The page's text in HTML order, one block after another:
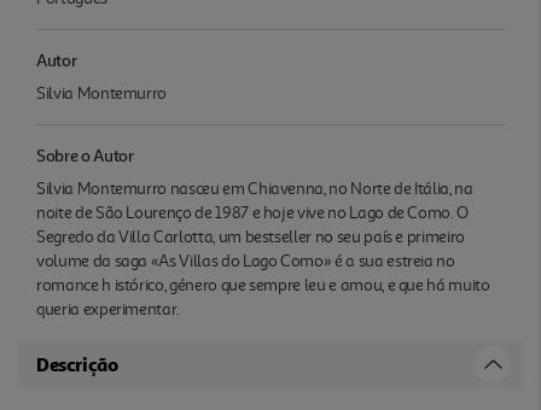
Autor
Silvia Montemurro
Sobre o Autor
Silvia Montemurro nasceu em Chiavenna, no Norte de Itália, na
noite de São Lourenço de 1987 e hoje vive no Lago de Como. O
Segredo da Villa Carlotta, um bestseller no seu país e primeiro
volume da saga «As Villas do Lago Como» é a sua estreia no
romance h istórico, género que sempre leu e amou, e que há muito
queria experimentar.
Descrição